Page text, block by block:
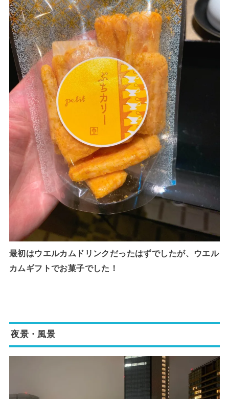
最初はウエルカムドリンクだったはずでしたが、ウエル
カムギフトでお菓子でした！
夜景・風景